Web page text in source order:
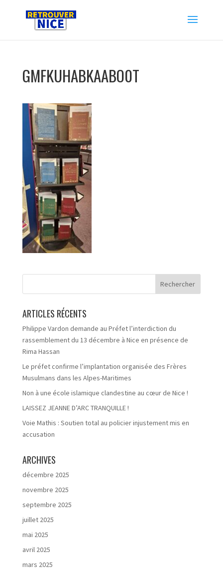
GMFKUHABKAABO0T
ARTICLES RÉCENTS
Philippe Vardon demande au Préfet l’interdiction du
rassemblement du 13 décembre à Nice en présence de
Rima Hassan
Le préfet confirme l’implantation organisée des Frères
Musulmans dans les Alpes-Maritimes
Non à une école islamique clandestine au cœur de Nice !
LAISSEZ JEANNE D’ARC TRANQUILLE !
Voie Mathis : Soutien total au policier injustement mis en
accusation
ARCHIVES
décembre 2025
novembre 2025
septembre 2025
juillet 2025
mai 2025
avril 2025
mars 2025